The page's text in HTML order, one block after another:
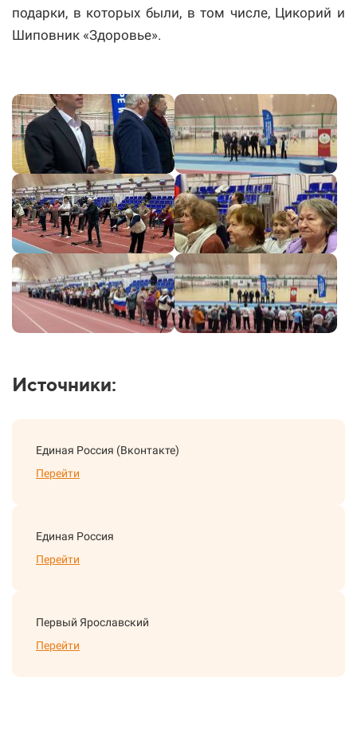
подарки, в которых были, в том числе, Цикорий и
Шиповник «Здоровье».
Источники:
Единая Россия (Вконтакте)
Перейти
Единая Россия
Перейти
Первый Ярославский
Перейти